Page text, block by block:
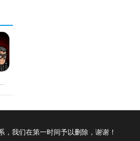
伯爵手游版
我们在第一时间予以删除，谢谢！